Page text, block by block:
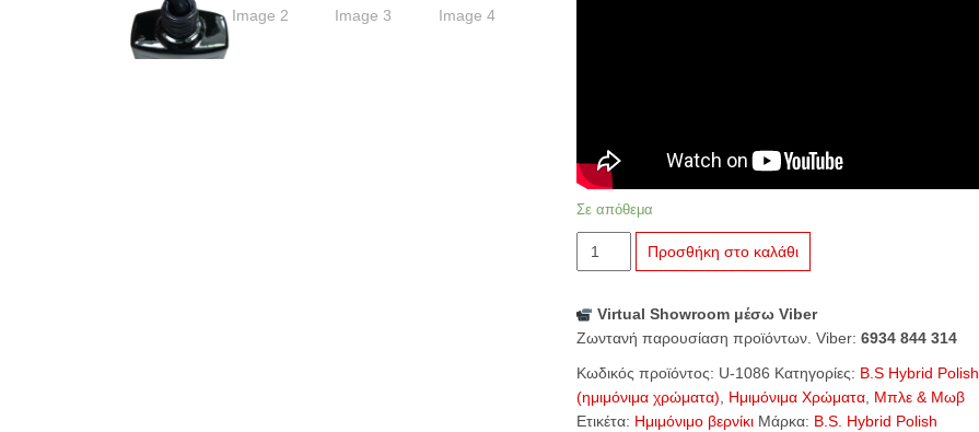
Σε απόθεμα
1086
Ocean
ποσότητα
Προσθήκη στο καλάθι
Virtual Showroom μέσω Viber
Ζωντανή παρουσίαση προϊόντων. Viber: 6934 844 314
Κωδικός προϊόντος: U-1086 Κατηγορίες: B.S Hybrid Polish
(ημιμόνιμα χρώματα)
Ημιμόνιμα Χρώματα, Μπλε & Μωβ
Ετικέτα: Ημιμόνιμο βερνίκι Μάρκα: B.S. Hybrid Polish